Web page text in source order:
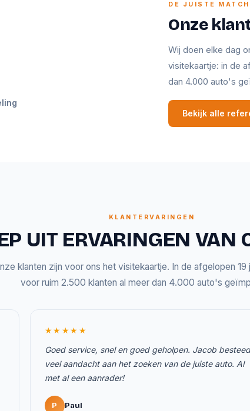
DE JUISTE MATCH
Onze
Wij doen elke dag
visitekaartje: in de
dan 4.000 auto's
Bekijk alle
KLANTERVARINGEN
UIT ERVARINGEN VAN
klanten zijn voor ons het visitekaartje. In de afgelopen 19
voor ruim 2.500 klanten al meer dan 4.000 auto's
★★★★★
Goed service, snel en goed geholpen. Jacob
veel aandacht aan het zoeken van de juiste auto. Al
met al een aanrader!
P Paul